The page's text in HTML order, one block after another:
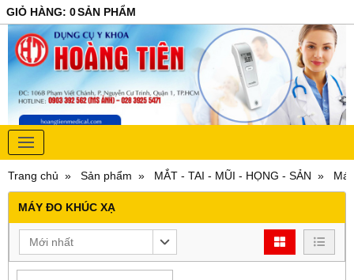
GIỎ HÀNG: 0SẢN PHẨM
Trang chủ Sản phẩm MẮT - TAI - MŨI - HỌNG - SẢN
MÁY ĐO KHÚC XẠ
Mới nhất